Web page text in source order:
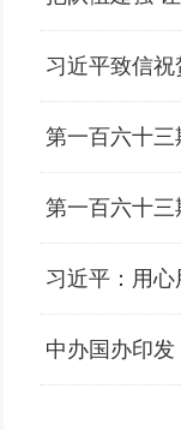
习近平致信
第一百六十
第一百六十
习近平：用
中办国办印